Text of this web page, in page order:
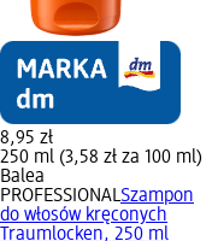
8,95 zł
250 ml (3,58 zł za 100 ml)
Balea
PROFESSIONALSzampon
do włosów kręconych
Traumlocken, 250 ml